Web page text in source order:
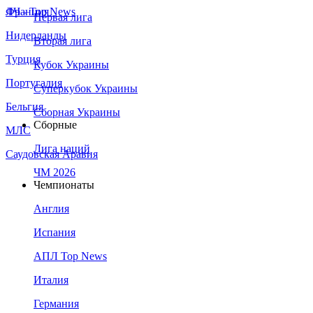
Франция
Нидерланды
Турция
Португалия
Бельгия
МЛС
Саудовская Аравия
ЛЧ - Top News
Первая лига
Вторая лига
Кубок Украины
Суперкубок Украины
Сборная Украины
Сборные
Лига наций
ЧМ 2026
Чемпионаты
Англия
Испания
АПЛ Top News
Италия
Германия